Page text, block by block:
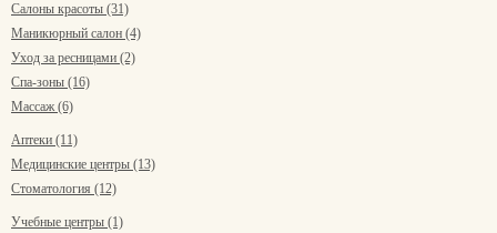
Салоны красоты (31)
Маникюрный салон (4)
Уход за ресницами (2)
Спа-зоны (16)
Массаж (6)
Аптеки (11)
Медицинские центры (13)
Стоматология (12)
Учебные центры (1)